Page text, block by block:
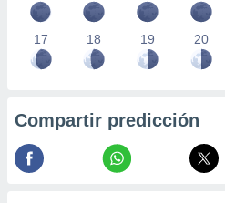
17 18 19 20
Compartir predicción